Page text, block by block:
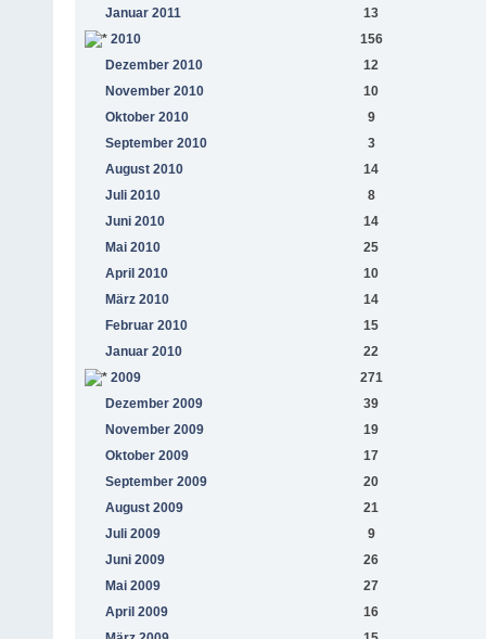
Januar 2011
13
2010
156
Dezember 2010
12
November 2010
10
Oktober 2010
9
September 2010
3
August 2010
14
Juli 2010
8
Juni 2010
14
Mai 2010
25
April 2010
10
März 2010
14
Februar 2010
15
Januar 2010
22
2009
271
Dezember 2009
39
November 2009
19
Oktober 2009
17
September 2009
20
August 2009
21
Juli 2009
9
Juni 2009
26
Mai 2009
27
April 2009
16